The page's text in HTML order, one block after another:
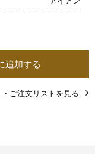
追加する
・ご注文リストを見る